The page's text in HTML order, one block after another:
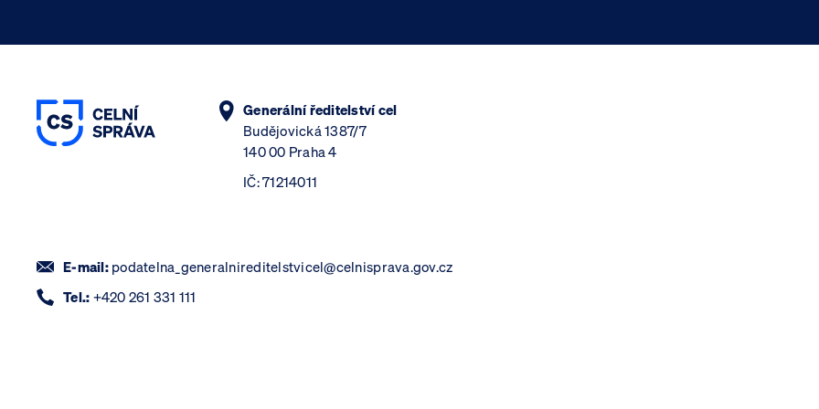
Generální ředitelství cel
Budějovická 1387/7
140 00 Praha 4
IČ: 71214011
E-mail: podatelna_generalnireditelstvicel@celnisprava.gov.cz
Tel.: +420 261 331 111